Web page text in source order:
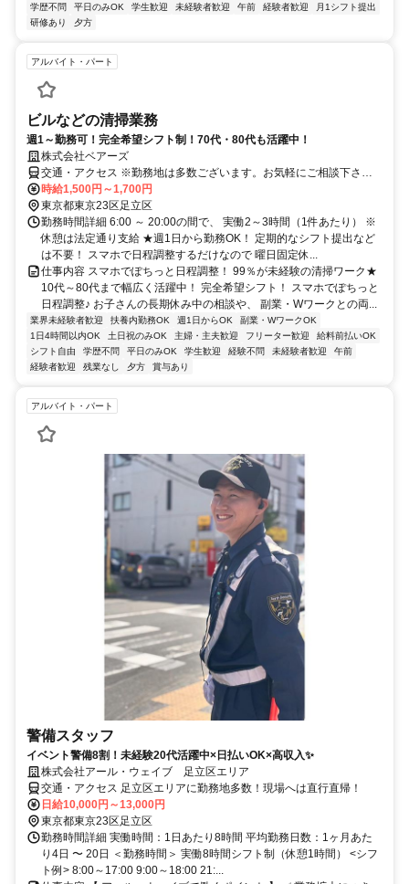
学歴不問
平日のみOK 学生歓迎 未経験者歓迎 午前 経験者歓迎
月1シフト提出
研修あり
夕方
アルバイト・パート
ビルなどの清掃業務
週1～勤務可！完全希望シフト制！70代・80代も活躍中！
株式会社ベアーズ
交通・アクセス ※勤務地は多数ございます。お気軽にご相談下さ
い。
時給1,500円～1,700円
東京都東京23区足立区
勤務時間詳細 6:00 ～ 20:00の間で、 実働2～3時間（1件あたり） ※
休憩は法定通り支給 ★週1日から勤務OK！ 定期的なシフト提出など
は不要！ スマホで日程調整するだけなので 曜日固定休...
仕事内容 スマホでぽちっと日程調整！ 99％が未経験の清掃ワーク★
10代～80代まで幅広く活躍中！ 完全希望シフト！ スマホでぽちっと
日程調整♪ お子さんの長期休み中の相談や、 副業・Wワークとの両...
業界未経験者歓迎 扶養内勤務OK 週1日からOK
副業・WワークOK
1日4時間以内OK
土日祝のみOK 主婦・主夫歓迎 フリーター歓迎
給料前払いOK
シフト自由
学歴不問 平日のみOK 学生歓迎 経験不問 未経験者歓迎
午前
経験者歓迎
残業なし 夕方 賞与あり
アルバイト・パート
警備スタッフ
イベント警備8割！未経験20代活躍中×日払いOK×高収入✨
株式会社アール・ウェイブ 足立区エリア
交通・アクセス 足立区エリアに勤務地多数！現場へは直行直帰！
日給10,000円～13,000円
東京都東京23区足立区
勤務時間詳細 実働時間：1日あたり8時間 平均勤務日数：1ヶ月あた
り4日 〜 20日 ＜勤務時間＞ 実働8時間シフト制（休憩1時間） <シフ
ト例> 8:00～17:00 9:00～18:00 21:...